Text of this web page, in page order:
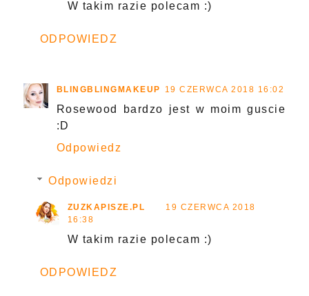
W takim razie polecam :)
ODPOWIEDZ
BLINGBLINGMAKEUP 19 CZERWCA 2018 16:02
Rosewood bardzo jest w moim guscie
:D
Odpowiedz
Odpowiedzi
ZUZKAPISZE.PL
19 CZERWCA 2018
16:38
W takim razie polecam :)
ODPOWIEDZ